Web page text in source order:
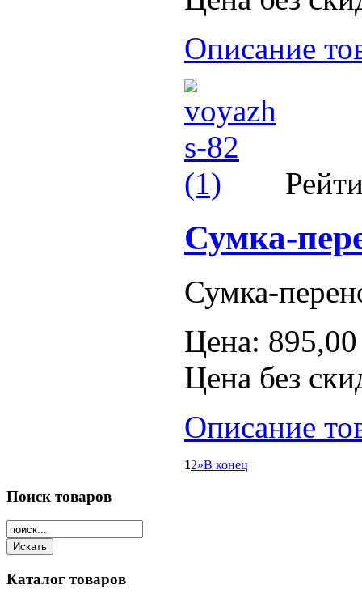
Описание
Сумка-
Сумка-
Цена:
Цена без
Описание
12»В конец
Поиск товаров
Каталог товаров